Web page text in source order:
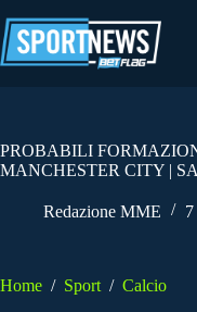
al
contenuto
PROBABILI
MANCHESTER CITY |
Redazione MME
Home / Sport / Calcio